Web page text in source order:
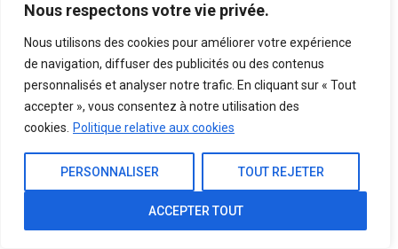
Nous respectons votre vie privée.
Nous utilisons des cookies pour améliorer votre expérience
de navigation, diffuser des publicités ou des contenus
personnalisés et analyser notre trafic. En cliquant sur « Tout
accepter », vous consentez à notre utilisation des
cookies.
Politique relative aux cookies
PERSONNALISER TOUT REJETER
ACCEPTER TOUT
d’élégance à votre look. Cette coiffure simple et
facile à réaliser peut être personnalisée pour
convenir à votre style personnel.
Une des façons les plus simples de créer un
queue de cheval haute. Ensuite, enroulez les